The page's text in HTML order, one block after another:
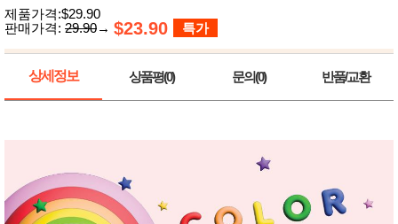
전
자
주방가
전
활가전
건강가
전
명품식
조리용
품
주방소
제품가격:$29.90
판매가격: 29.90→ $23.90 특가
상세정보 상품평(0) 문의(0) 반품/교환